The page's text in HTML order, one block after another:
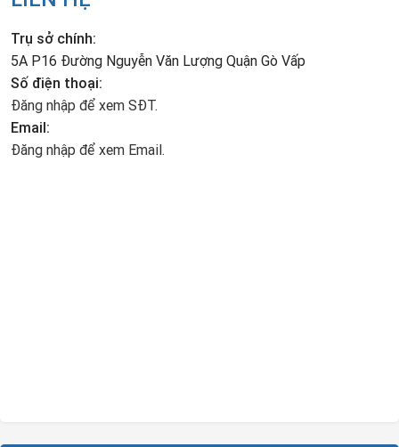
Trụ sở chính:
5A P16 Đường Nguyễn Văn Lượng Quận Gò Vấp
Số điện thoại:
Đăng nhập để xem SĐT.
Email:
Đăng nhập để xem Email.